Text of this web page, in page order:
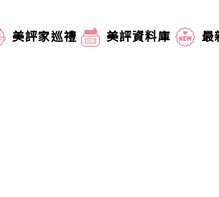
美評家巡禮 美評資料庫 最